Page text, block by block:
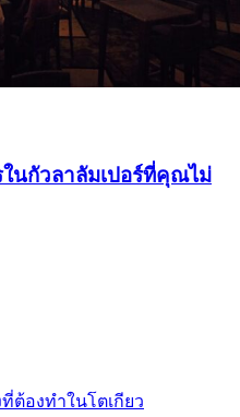
นกัวลาลัมเปอร์ที่คุณไม่
ที่ต้องทำในโตเกียว